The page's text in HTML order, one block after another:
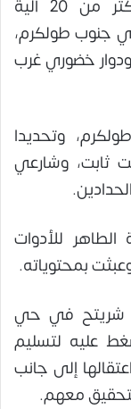
وفي محافظة طولكرم، اقتحمت أكثر من 20 آلية
جنوب طولكرم،
ودوار خضوري غرب
وتحديدا
ثابت، وشارعي
للأدوات
بمحتوياته.
شريتح في حي
عليه لتسليم
إلى جانب
معهم.